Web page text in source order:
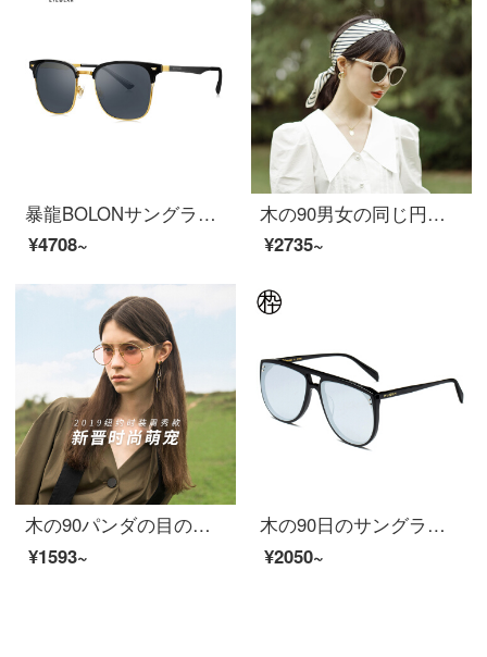
暴龍BOLONサングラス男性用偏光サングラスD形枠サングラスBL 6075 C 10
¥4708~
木の90男女の同じ円枠の大きい枠のサングラスのファッションの百が眼鏡のサングラスのSM 1720054 C 02の55 mmを掛けます
¥2735~
木の90パンダの目の不規則な枠の形の独特な枠の形の設計の双梁のファッション的なサングラスの男女のカップルのモデルのSM 1940258 C 01の59 mm
¥1593~
木の90日のサングラスはリベットでパイロット枠のサングラスの大きい枠を飾ってファッション的なサングラスの男女のカップルのモデルのSM 1920266 C 02 63 mmです。
¥2050~